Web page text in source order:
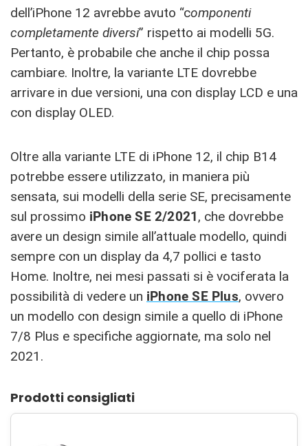
dell’iPhone 12 avrebbe avuto “componenti
completamente diversi” rispetto ai modelli 5G.
Pertanto, è probabile che anche il chip possa
cambiare. Inoltre, la variante LTE dovrebbe
arrivare in due versioni, una con display LCD e una
con display OLED.
Oltre alla variante LTE di iPhone 12, il chip B14
potrebbe essere utilizzato, in maniera più
sensata, sui modelli della serie SE, precisamente
sul prossimo iPhone SE 2/2021, che dovrebbe
avere un design simile all’attuale modello, quindi
sempre con un display da 4,7 pollici e tasto
Home. Inoltre, nei mesi passati si è vociferata la
possibilità di vedere un iPhone SE Plus, ovvero
un modello con design simile a quello di iPhone
7/8 Plus e specifiche aggiornate, ma solo nel
2021.
Prodotti consigliati